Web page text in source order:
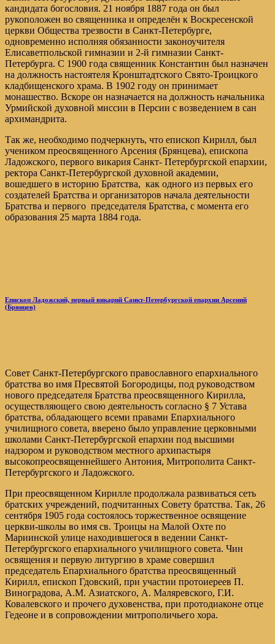
кандидата богословия. 21 ноября 1887 года он был
рукоположен во священника и определён к Воскресенской
церкви Общества трезвости в Санкт-Петербурге,
одновременно исполняя обязанности законоучителя
Елисаветпольской гимназии и 2-й гимназии Санкт-
Петербурга. С 1900 года священник Константин был назначен
на должность настоятеля Кронштадтского Свято-Троицкого
кладбищенского храма. В 1902 году он принимает
монашество. Вскоре он назначается на должность начальника
Урмийской духовной миссии в Персии с возведением в сан
архимандрита.
Так же, необходимо подчеркнуть, что епископ Кирилл, был
учеником преосвященного Арсения (Брянцева), епископа
Ладожского, первого викария Санкт- Петербургской епархии,
ректора Санкт-Петербургской духовной академии,
вошедшего в историю Братства, как одного из первых его
создателей Братства и организаторов начала деятельности
Братства и первого председателя Братства, с момента его
образования 25 марта 1884 года.
Епископ Ладожский, первый викарий Санкт-Петербургской епархии Арсений
(Брянцев)
Совет Санкт-Петербургского православного епархиального
братства во имя Пресвятой Богородицы, под руководством
нового председателя Братства преосвященного Кирилла,
осуществляющего свою деятельность согласно § 7 Устава
братства, обладающего всеми правами Епархиального
училищного совета, вверено было управление церковными
школами Санкт-Петербургской епархии под высшими
надзором и руководством местного архипастыря
высокопреосвященнейшего Антония, Митрополита Санкт-
Петербургского и Ладожского.
При преосвященном Кирилле продолжала развиваться сеть
братских учреждений, подчитанных Совету братства. Так, 26
сентября 1905 года состоялось торжественное освящение
церкви-школы во имя св. Троицы на Малой Охте по
Мариинской улице находившегося в ведении Санкт-
Петербургского епархиального училищного совета. Чин
освящения и первую литургию в храме совершил
председатель Епархиального братства преосвященный
Кирилл, епископ Гдовский, при участии протоиереев П.
Виноградова, A.М. Aзиатского, A. Маляревского, Г.И.
Ковалевского и прочего духовенства, при протодиаконе отце
Гедеоне и в сопровождении митрополичьего хора.